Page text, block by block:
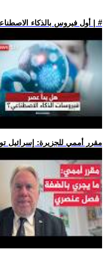
.. أول فيروس بالذكاء الاصطناعي.. هل تخرج الأمور عن السيطرة؟ | #
.. مقرر أممي للجزيرة: إسرائيل